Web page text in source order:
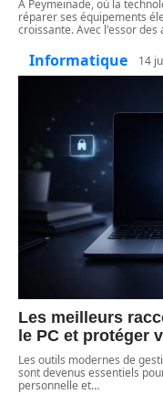
À Peymeinade, où la
réparer ses équipements
croissante. Avec l'essor des
Informatique 14
Les meilleurs
le PC et protéger
Les outils modernes de
sont devenus essentiels
personnelle et…